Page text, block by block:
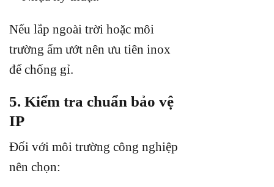
Nếu lắp ngoài trời hoặc môi
trường ẩm ướt nên ưu tiên inox
để chống gỉ.
5. Kiểm tra chuẩn bảo vệ
IP
Đối với môi trường công nghiệp
nên chọn: